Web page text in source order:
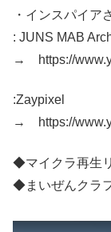
・インスパイア
: JUNS MAB
→ https://
:Zaypixel
→ https://
◆マイクラ再生
◆まいぜんクラ